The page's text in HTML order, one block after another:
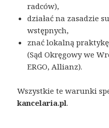
radców),
działać na zasadzie
wstępnych,
znać lokalną
(Sąd Okręgowy we
ERGO, Allianz).
Wszystkie te warunki
kancelaria.pl.